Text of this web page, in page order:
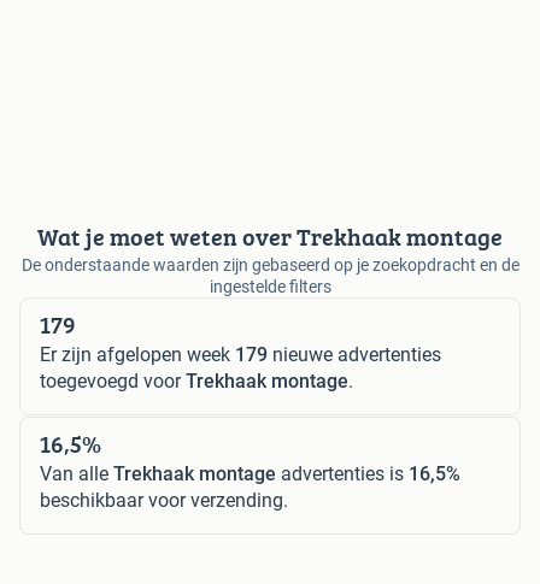
Wat je moet weten over Trekhaak montage
De onderstaande waarden zijn gebaseerd op je zoekopdracht en de
ingestelde filters
179
Er zijn afgelopen week 179 nieuwe advertenties
toegevoegd voorTrekhaak montage.
16,5%
Van alle Trekhaak montage advertenties is 16,5%
beschikbaar voor verzending.